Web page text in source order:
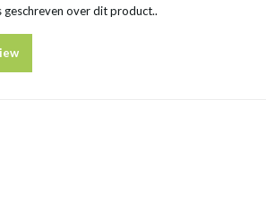
geschreven over dit product..